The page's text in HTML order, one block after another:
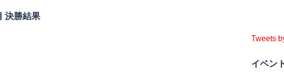
決勝結果
Tweets
イベン